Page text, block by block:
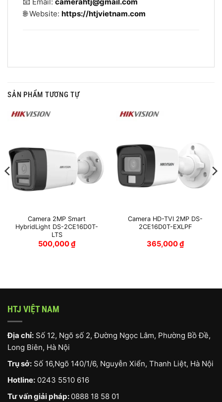
🌐 Website: https://htjvietnam.com
SẢN PHẨM TƯƠNG TỰ
Camera 2MP Smart
HybridLight DS-2CE16D0T-
LTS
500,000₫
Camera HD-TVI 2MP DS-
2CE16D0T-EXLPF
365,000₫
HTJ VIỆT NAM
Địa chỉ: Số 12, Ngõ số 2, Đường Ngọc Lâm, Phường Bồ Đề,
Long Biên, Hà Nội
Trụ sở: Số 16,Ngõ 140/1/6, Nguyễn Xiển, Thanh Liệt, Hà Nội
Hotline: 0243 5510 616
Tư vấn giải pháp: 0888 18 58 01